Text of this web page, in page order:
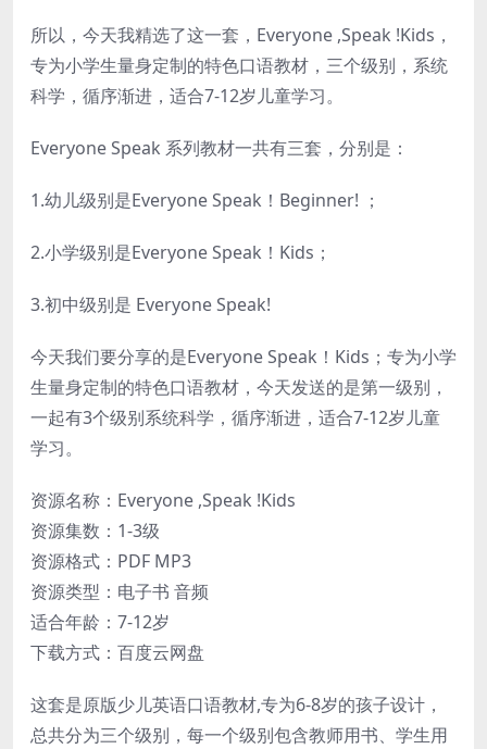
所以，今天我精选了这一套，Everyone ,Speak !Kids，
专为小学生量身定制的特色口语教材，三个级别，系统
科学，循序渐进，适合7-12岁儿童学习。
Everyone Speak 系列教材一共有三套，分别是：
1.幼儿级别是Everyone Speak！Beginner! ；
2.小学级别是Everyone Speak！Kids；
3.初中级别是 Everyone Speak!
今天我们要分享的是Everyone Speak！Kids；专为小学
生量身定制的特色口语教材，今天发送的是第一级别，
一起有3个级别系统科学，循序渐进，适合7-12岁儿童
学习。
资源名称：Everyone ,Speak !Kids
资源集数：1-3级
资源格式：PDF MP3
资源类型：电子书 音频
适合年龄：7-12岁
下载方式：百度云网盘
这套是原版少儿英语口语教材,专为6-8岁的孩子设计，
总共分为三个级别，每一个级别包含教师用书、学生用